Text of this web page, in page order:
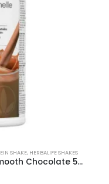
SHAKE, HERBALIFE SHAKES
Herbalife Formula 1 – Shake Smooth Chocolate 550g